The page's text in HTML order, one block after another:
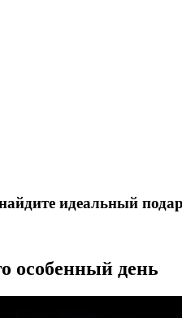
идеальный
особенный день